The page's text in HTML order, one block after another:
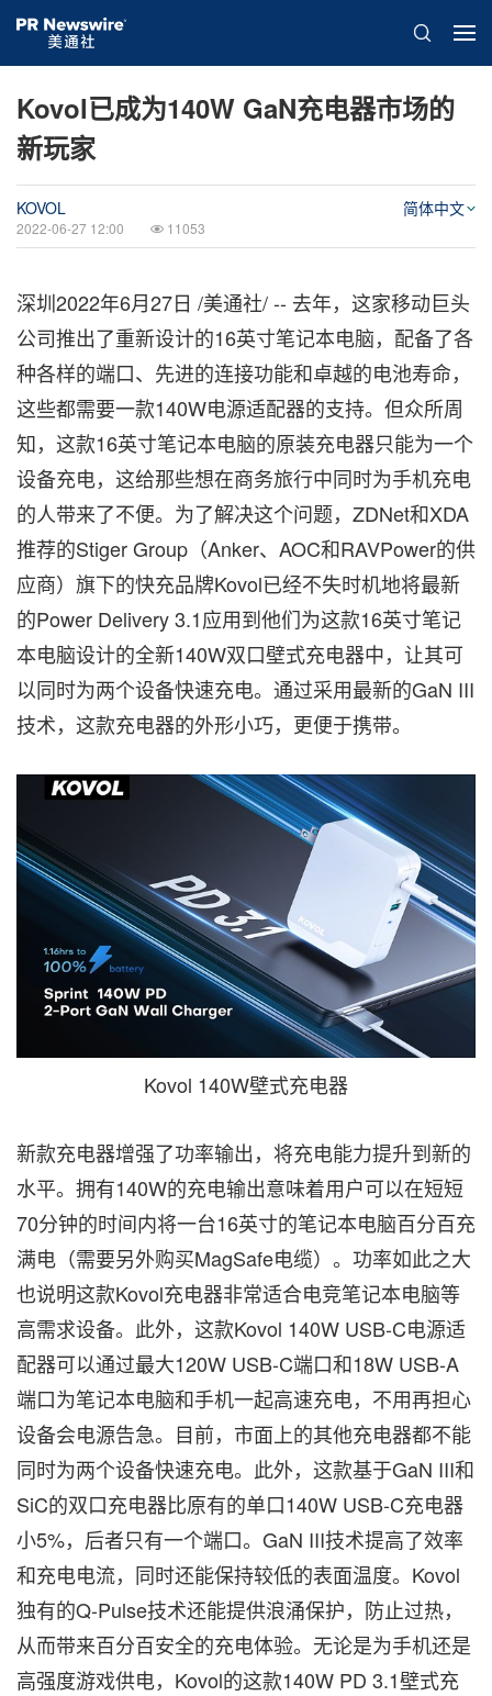
Kovol已成为140W GaN充电器市场的
新玩家
KOVOL
2022-06-27 12:00 11053
简体中文
深圳2022年6月27日 /美通社/ -- 去年，这家移动巨头
公司推出了重新设计的16英寸笔记本电脑，配备了各
种各样的端口、先进的连接功能和卓越的电池寿命，
这些都需要一款140W电源适配器的支持。但众所周
知，这款16英寸笔记本电脑的原装充电器只能为一个
设备充电，这给那些想在商务旅行中同时为手机充电
的人带来了不便。为了解决这个问题，ZDNet和XDA
推荐的Stiger Group（Anker、AOC和RAVPower的供
应商）旗下的快充品牌Kovol已经不失时机地将最新
的Power Delivery 3.1应用到他们为这款16英寸笔记
本电脑设计的全新140W双口壁式充电器中，让其可
以同时为两个设备快速充电。通过采用最新的GaN III
技术，这款充电器的外形小巧，更便于携带。
Kovol 140W壁式充电器
新款充电器增强了功率输出，将充电能力提升到新的
水平。拥有140W的充电输出意味着用户可以在短短
70分钟的时间内将一台16英寸的笔记本电脑百分百充
满电（需要另外购买MagSafe电缆）。功率如此之大
也说明这款Kovol充电器非常适合电竞笔记本电脑等
高需求设备。此外，这款Kovol 140W USB-C电源适
配器可以通过最大120W USB-C端口和18W USB-A
端口为笔记本电脑和手机一起高速充电，不用再担心
设备会电源告急。目前，市面上的其他充电器都不能
同时为两个设备快速充电。此外，这款基于GaN III和
SiC的双口充电器比原有的单口140W USB-C充电器
小5%，后者只有一个端口。GaN III技术提高了效率
和充电电流，同时还能保持较低的表面温度。Kovol
独有的Q-Pulse技术还能提供浪涌保护，防止过热，
从而带来百分百安全的充电体验。无论是为手机还是
高强度游戏供电，Kovol的这款140W PD 3.1壁式充